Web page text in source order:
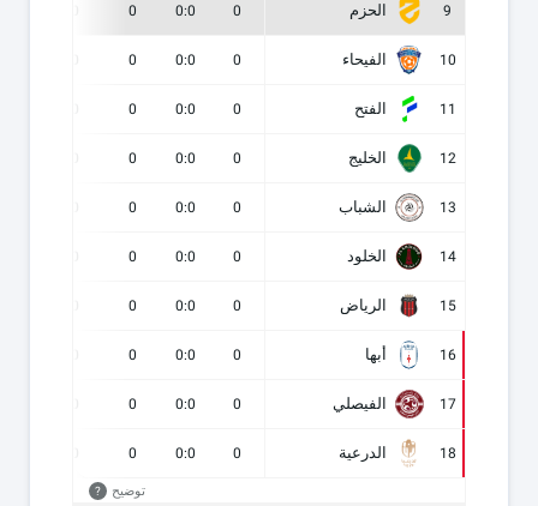
9 الحزم 0
0:0
0
10 الفيحاء 0
0:0
0
11 الفتح 0
0:0
0
12 الخليج 0
0:0
0
13 الشباب 0
0:0
0
14 الخلود 0
0:0
0
15 الرياض 0
0:0
0
16 أبها 0
0:0
0
17 الفيصلي 0
0:0
0
18 الدرعية 0
0:0
0
توضيح ?